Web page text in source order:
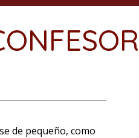
de pequeño, como